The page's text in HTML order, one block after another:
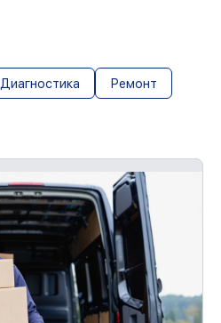
Диагностика Ремонт